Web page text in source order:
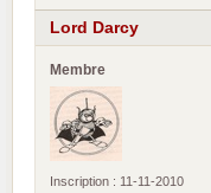
Lord Darcy
Membre
Inscription : 11-11-2010